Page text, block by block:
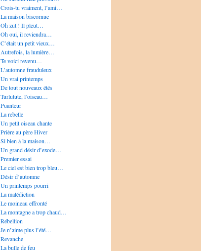
Crois-tu vraiment, l’ami…
La maison biscornue
Oh zut ! Il pleut…
Oh oui, il reviendra…
C’était un petit vieux…
Autrefois, la lumière…
Te voici revenu…
L’automne frauduleux
Un vrai printemps
De tout nouveaux étés
Turlutute, l’oiseau…
Puanteur
La rebelle
Un petit oiseau chante
Prière au père Hiver
Si bien à la maison…
Un grand désir d’exode…
Premier essai
Le ciel est bien trop bleu…
Désir d’automne
Un printemps pourri
La malédiction
Le moineau effronté
La montagne a trop chaud…
Rébellion
Je n’aime plus l’été…
Revanche
La bulle de feu